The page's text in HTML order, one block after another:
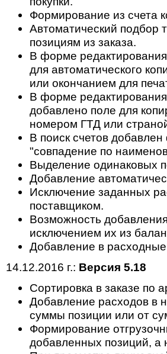
Формирование из счета
Автоматический
позициям из заказа.
В форме
для автоматического
или окончанием для
В форме редактирования
добавлено поле для
номером ГТД или
В поиск счетов
"совпадение по
Выделение одинаковых
Добавление
Исключение заданных
поставщиком.
Возможность
исключением их из
Добавление в
14.12.2016 г.: Версия 5.18
Cортировка в заказе по
Добавление расходов в
суммы позиции или от
Формирование
добавленных позиций,